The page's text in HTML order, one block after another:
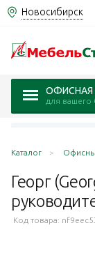
Новосибирск
ОФИСНАЯ
для вашего
Каталог
Георг
Код товара: